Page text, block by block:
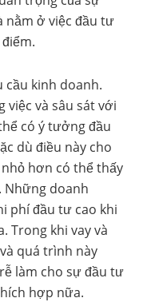
nằm ở việc đầu tư
cầu kinh doanh.
việc và sâu sát với
có ý tưởng đầu
dù điều này cho
hơn có thể thấy
Những doanh
phí đầu tư cao khi
Trong khi vay và
quá trình này
làm cho sự đầu tư
hợp nữa.